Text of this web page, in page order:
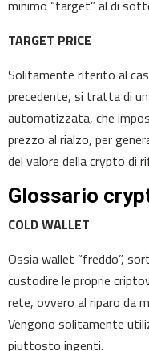
minimo “target” al di
TARGET PRICE
Solitamente riferito al
precedente, si tratta di
automatizzata, che
prezzo al rialzo, per
del valore della crypto di
Glossario
COLD WALLET
Ossia wallet “freddo”,
custodire le proprie
rete, ovvero al riparo da
Vengono solitamente
piuttosto ingenti.